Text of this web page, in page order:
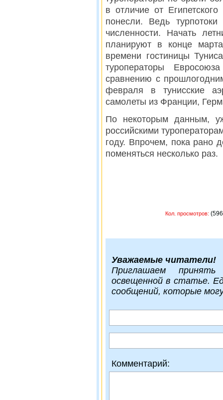
в отличие от
понесли. Ведь
численности. Начать
планируют в конце
времени гостиницы
туроператоры
сравнению с
февраля в тунисские
самолеты из Франции,
По некоторым данным,
российскими
году. Впрочем, пока рано
поменяться несколько раз.
Кол. просмотров:
Уважаемые читатели!
Приглашаем
освещенной в статье.
сообщений, которые
Комментарий: